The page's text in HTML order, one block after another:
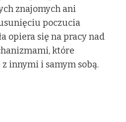
znajomych ani
poczucia
opiera się na pracy nad
które
innymi i samym sobą.